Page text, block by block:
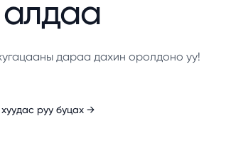
дараа дахин оролдоно уу!
руу буцах →